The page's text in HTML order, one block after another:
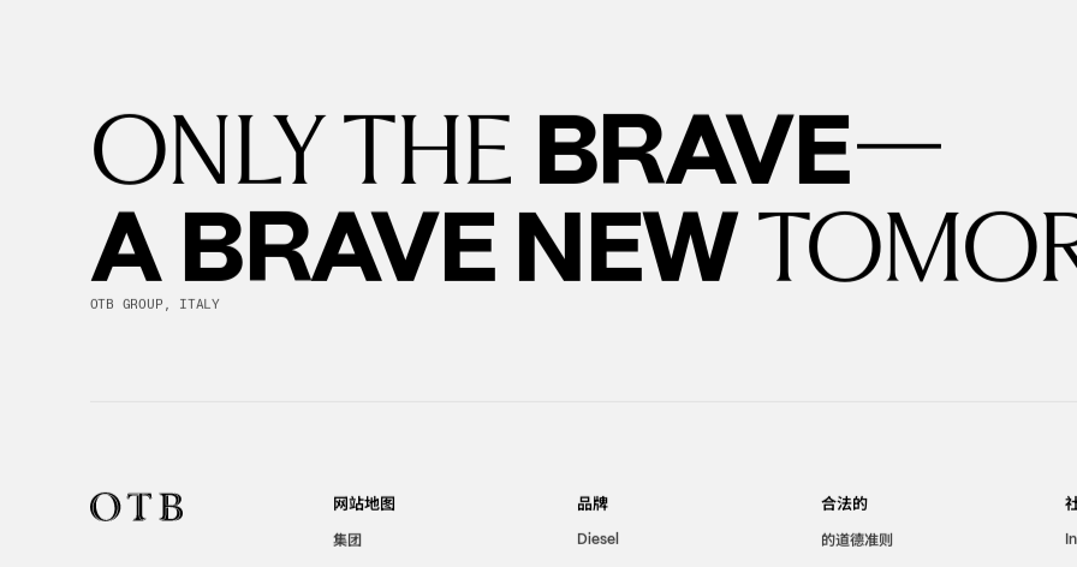
ONLY THE BRAVE—
A BRAVE NEW
OTB GROUP, ITALY
网站地图
集团
品牌
Diesel
合法的
的道德准则